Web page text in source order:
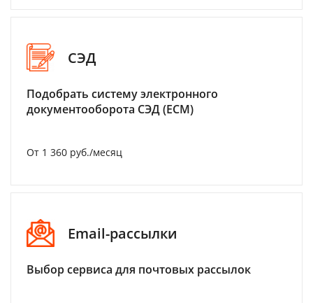
СЭД
Подобрать систему электронного
документооборота СЭД (ECM)
От 1 360 руб./месяц
Email-рассылки
Выбор сервиса для почтовых рассылок